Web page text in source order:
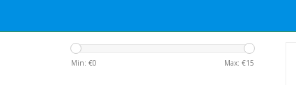
Min: €0 Max: €15